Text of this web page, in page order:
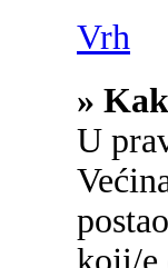
Vrh
»
U